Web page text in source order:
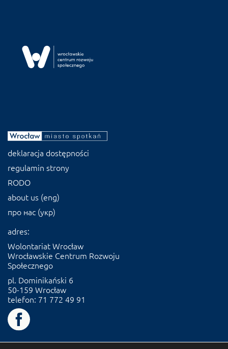
deklaracja dostępności
regulamin strony
RODO
about us (eng)
про нас (укр)
adres:
Wolontariat Wrocław
Wrocławskie Centrum Rozwoju
Społecznego
pl. Dominikański 6
50-159 Wrocław
telefon: 71 772 49 91